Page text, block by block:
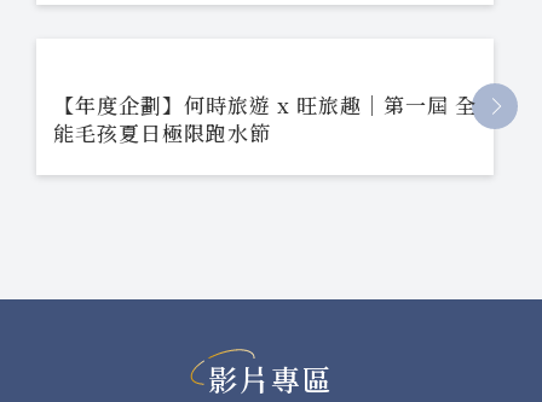
【年度企劃】何時旅遊 x 旺旅趣｜第一屆 全
能毛孩夏日極限跑水節
影片專區